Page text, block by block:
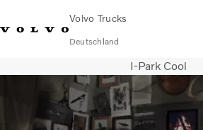
Volvo Trucks
Deutschland
Einloggen Lkw-Konfigurator
I-Park Cool